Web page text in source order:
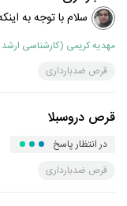
سلام با توجه به
کم است اما باز هم
مهدیه کریمی (کارشناسی
قرص ضدبارداری
قرص دروسبلا
در انتظار پاسخ
قرص ضدبارداری